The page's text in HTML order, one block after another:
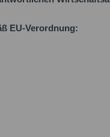
EU-Verordnung: